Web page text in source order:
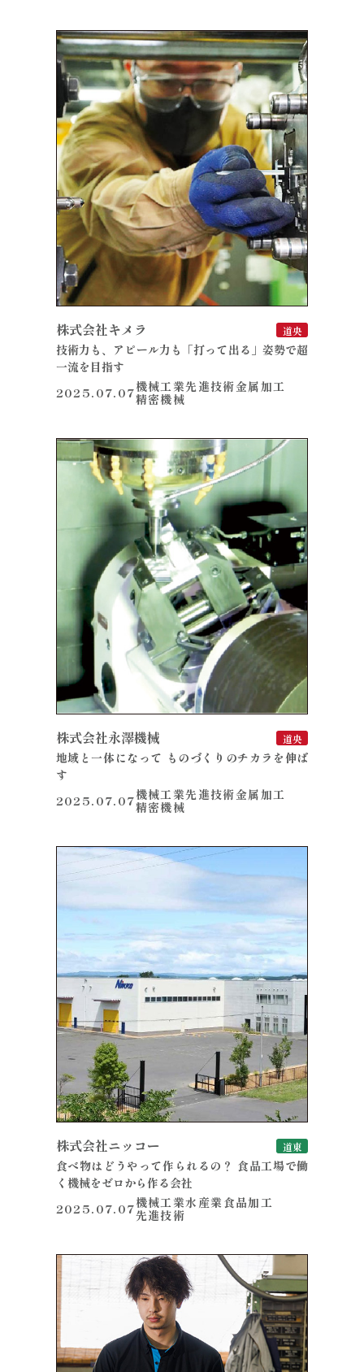
株式会社キメラ 道央
技術力も、アピール力も「打って出る」姿勢で超
一流を目指す
2025.07.07機械工業先進技術金属加工
精密機械
株式会社永澤機械 道央
地域と一体になって ものづくりのチカラを伸ば
す
2025.07.07機械工業先進技術金属加工
精密機械
株式会社ニッコー 道東
食べ物はどうやって作られるの？ 食品工場で働
く機械をゼロから作る会社
2025.07.07機械工業水産業 食品加工
先進技術